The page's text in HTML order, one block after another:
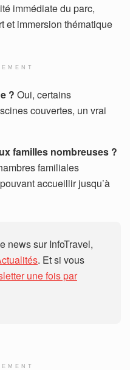
immédiate du parc,
et immersion thématique
? Oui, certains
couvertes, un vrai
familles nombreuses ?
familiales
accueillir jusqu’à
news sur InfoTravel,
. Et si vous
une fois par